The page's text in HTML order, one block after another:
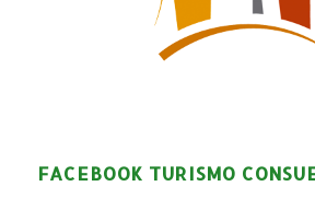
FACEBOOK TURISMO